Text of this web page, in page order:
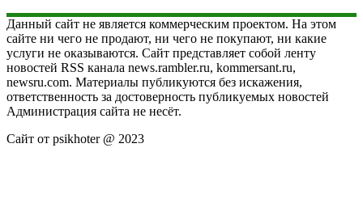
Данный сайт не является коммерческим проектом. На этом
сайте ни чего не продают, ни чего не покупают, ни какие
услуги не оказываются. Сайт представляет собой ленту
новостей RSS канала news.rambler.ru, kommersant.ru,
newsru.com. Материалы публикуются без искажения,
ответственность за достоверность публикуемых новостей
Администрация сайта не несёт.
Сайт от psikhoter @ 2023